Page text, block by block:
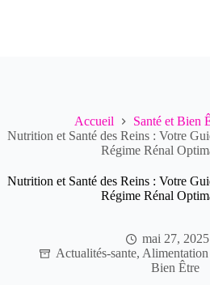
Accueil
Santé et Bien
Nutrition et Santé des Reins : Votre
Régime Rénal
Nutrition et Santé des Reins : Votre
Régime Rénal
mai 27, 2025
Actualités-sante,
Bien Être